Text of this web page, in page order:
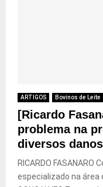
ARTIGOS Bovinos de Leite
[Ricardo
problema na
diversos danos
RICARDO
especializado na área